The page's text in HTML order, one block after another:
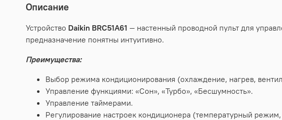
Описание
Устройство Daikin BRC51A61 — настенный проводной пульт для
предназначение понятны интуитивно.
Преимущества:
Выбор режима кондиционирования (охлаждение, нагрев,
Управление функциями: «Сон», «Турбо», «Бесшумность».
Управление таймерами.
Регулирование настроек кондиционера (температурный